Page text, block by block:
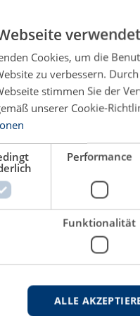
und Bull-Phasen
modernen quantitativen
Prognose von Preisen nach
Hindernis darzustellen.
bleibt die
des quantitativen Asset
zu Prognosen von
ökonometrischen
Erweiterte Profitmodelle
Cookies, um die
zu verbessern.
stimmen Sie der
unserer Cookie-
Performance
Funktionalität
ALLE